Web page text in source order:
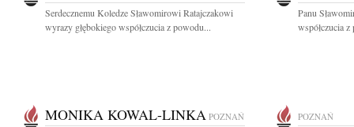
Serdecznemu Koledze Sławomirowi Ratajczakowi
wyrazy głębokiego współczucia z powodu...
Panu
współczucia
MONIKA KOWAL-LINKA POZNAŃ POZNAŃ